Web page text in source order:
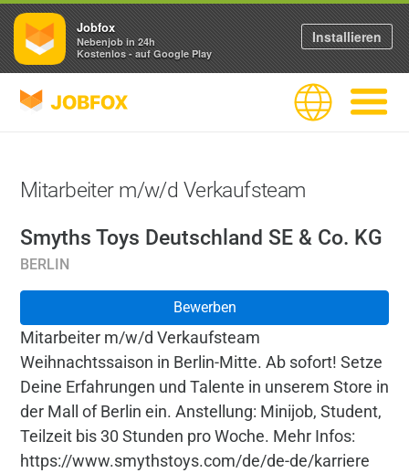
JOBFOX Sprache
Mitarbeiter m/w/d Verkaufsteam
Smyths Toys Deutschland SE & Co. KG
BERLIN
Bewerben
Mitarbeiter m/w/d Verkaufsteam
Weihnachtssaison in Berlin-Mitte. Ab sofort! Setze
Deine Erfahrungen und Talente in unserem Store in
der Mall of Berlin ein. Anstellung: Minijob, Student,
Teilzeit bis 30 Stunden pro Woche. Mehr Infos:
https://www.smythstoys.com/de/de-de/karriere
Jobfox
Nebenjob in 24h
Kostenlos - auf Google Play
Installieren